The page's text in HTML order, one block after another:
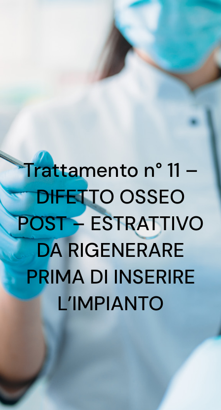
Trattamento n° 11 –
DIFETTO OSSEO
POST – ESTRATTIVO
DA RIGENERARE
PRIMA DI INSERIRE
L’IMPIANTO